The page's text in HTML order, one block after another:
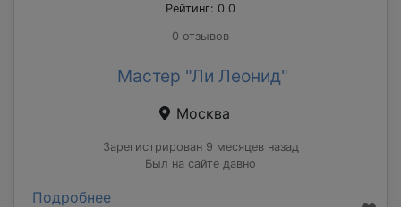
Рейтинг: 0.0
0 отзывов
Мастер "Ли Леонид"
Москва
Зарегистрирован 9 месяцев назад
Был на сайте давно
Подробнее